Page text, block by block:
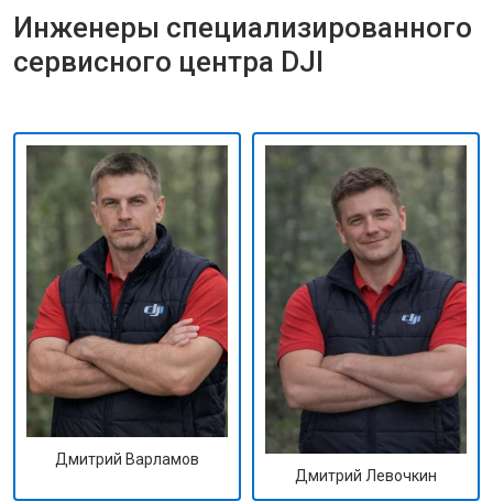
Инженеры специализированного
сервисного центра DJI
Дмитрий Варламов
Дмитрий Левочкин